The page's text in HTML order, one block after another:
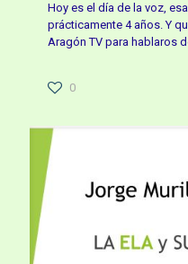
Hoy es el día de la voz,
prácticamente 4 años. Y
Aragón TV para hablaros
0